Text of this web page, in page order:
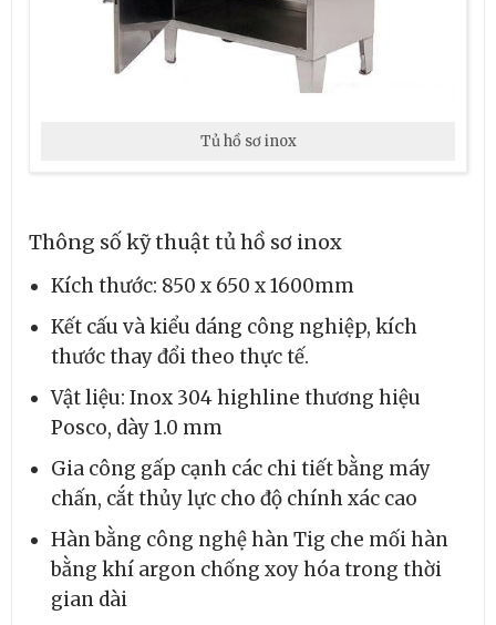
Tủ hồ sơ inox
Thông số kỹ thuật tủ hồ sơ inox
Kích thước: 850 x 650 x 1600mm
Kết cấu và kiểu dáng công nghiệp, kích
thước thay đổi theo thực tế.
Vật liệu: Inox 304 highline thương hiệu
Posco, dày 1.0 mm
Gia công gấp cạnh các chi tiết bằng máy
chấn, cắt thủy lực cho độ chính xác cao
Hàn bằng công nghệ hàn Tig che mối hàn
bằng khí argon chống xoy hóa trong thời
gian dài